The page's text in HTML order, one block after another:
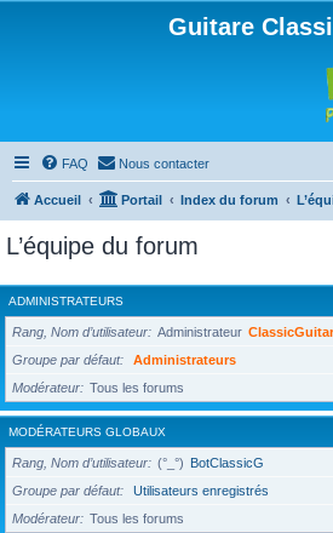
Guitare
FAQ Nous contacter
Accueil Portail Index du forum
L’équipe du forum
ADMINISTRATEURS
Rang, Nom d’utilisateur Administrateur
Groupe par défaut
Administrateurs
Modérateur
Tous les forums
MODÉRATEURS GLOBAUX
Rang, Nom d’utilisateur (°_°) BotClassicG
Groupe par défaut
Utilisateurs enregistrés
Modérateur
Tous les forums